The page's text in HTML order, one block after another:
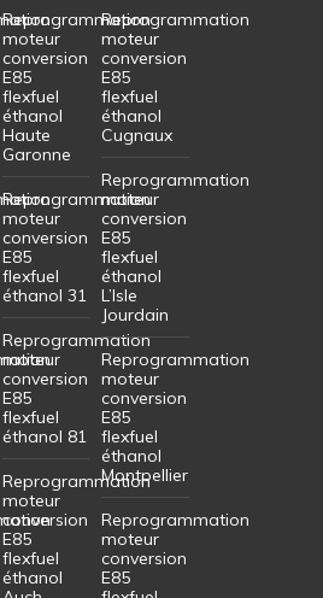
Reprogrammation
moteur
conversion
E85
flexfuel
éthanol
Haute
Garonne
Reprogrammation
moteur
conversion
E85
flexfuel
éthanol 31
Reprogrammation
moteur
conversion
E85
flexfuel
éthanol 81
Reprogrammation
moteur
conversion
E85
flexfuel
éthanol
Reprogrammation
moteur
conversion
E85
flexfuel
éthanol
Cugnaux
Reprogrammation
moteur
conversion
E85
flexfuel
éthanol
L’Isle
Jourdain
Reprogrammation
moteur
conversion
E85
flexfuel
éthanol
Montpellier
Reprogrammation
moteur
conversion
E85